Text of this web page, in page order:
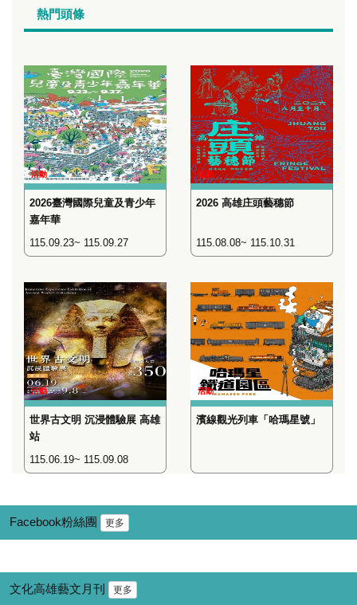
熱門頭條
活動
2026臺灣國際兒童及青少年
嘉年華
115.09.23~ 115.09.27
活動
2026 高雄庄頭藝穗節
115.08.08~ 115.10.31
活動
世界古文明 沉浸體驗展 高雄
站
115.06.19~ 115.09.08
活動
濱線觀光列車「哈瑪星號」
Facebook粉絲團 更多
文化高雄藝文月刊 更多